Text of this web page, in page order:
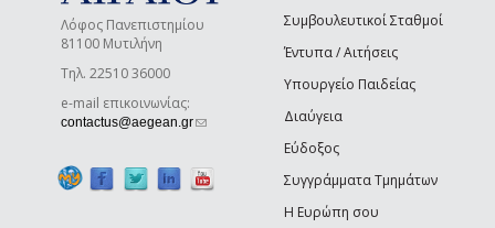
Λόφος Πανεπιστημίου
81100 Μυτιλήνη
Τηλ. 22510 36000
e-mail επικοινωνίας:
contactus@aegean.gr(link sends e-mail)
Συμβουλευτικοί Σταθμοί
Έντυπα / Αιτήσεις
Υπουργείο Παιδείας
Διαύγεια
Εύδοξος
Συγγράμματα Τμημάτων
Η Ευρώπη σου